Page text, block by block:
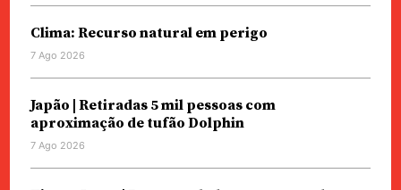
Clima: Recurso natural em perigo
7 Ago 2026
Japão | Retiradas 5 mil pessoas com
aproximação de tufão Dolphin
7 Ago 2026